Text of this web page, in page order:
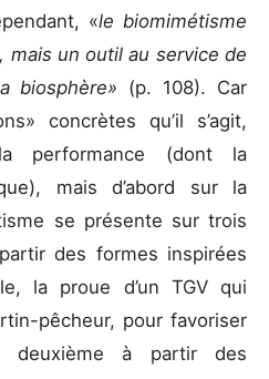
«le biomimétisme
mais un outil au service de
biosphère» (p. 108). Car
concrètes qu’il s’agit,
performance (dont la
mais d’abord sur la
se présente sur trois
des formes inspirées
la proue d’un TGV qui
pêcheur, pour favoriser
deuxième à partir des